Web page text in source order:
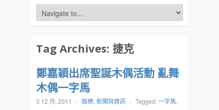
Tag Archives: 捷克
鄭嘉穎出席聖誕木偶活動 亂舞
木偶一字馬
3 12 月, 2011 - 娛樂, 新聞與資訊 - Tagged:一字馬,